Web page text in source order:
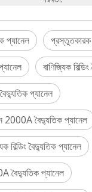
প্যানেল
প্রস্তুতকারক
বাণিজ্যিক
প্যানেল
2000A বৈদ্যুতিক প্যানেল
বিল্ডিং বৈদ্যুতিক প্যানেল
বৈদ্যুতিক প্যানেল